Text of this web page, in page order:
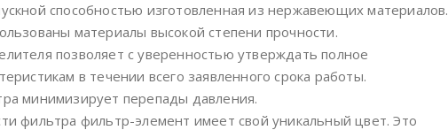
способностью изготовленная из нержавеющих материалов.
материалы высокой степени прочности.
позволяет с уверенностью утверждать полное
в течении всего заявленного срока работы.
минимизирует перепады давления.
фильтра фильтр-элемент имеет свой уникальный цвет. Это